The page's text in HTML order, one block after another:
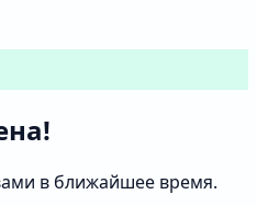
в ближайшее время.